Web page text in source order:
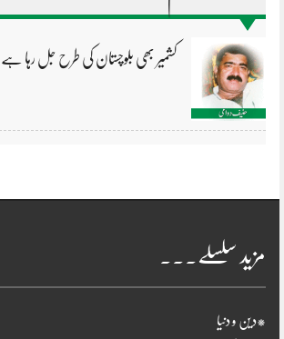
کشمیر بھی بلوچستان کی طرح جل رہا
مزید سلسلے۔۔۔
*دین و دنیا